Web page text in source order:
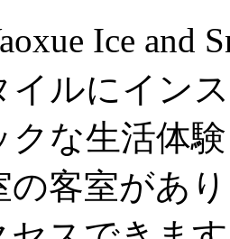
Ice and
イルにイン
クな生活体
の客室があ